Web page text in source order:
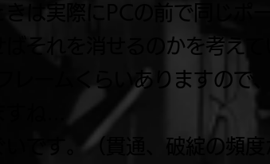
きは実際にPCの前で同じポ
ばそれを消せるのかを考え
ームくらいありますので
すね…
です。（貫通、破綻の頻度